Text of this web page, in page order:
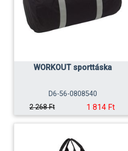
WORKOUT sporttáska
D6-56-0808540
2 268 Ft
1 814 Ft